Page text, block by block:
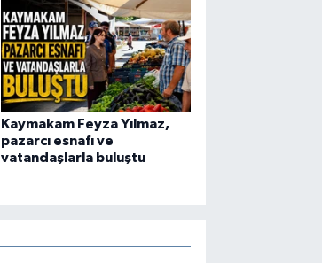
Kaymakam Feyza Yılmaz,
pazarcı esnafı ve
vatandaşlarla buluştu